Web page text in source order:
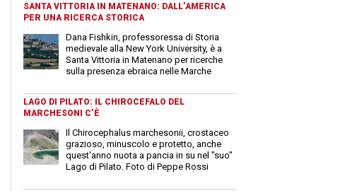
SANTA VITTORIA IN MATENANO: DALL’AMERICA
PER UNA RICERCA STORICA
Dana Fishkin, professoressa di Storia
medievale alla New York University, è a
Santa Vittoria in Matenano per ricerche
sulla presenza ebraica nelle Marche
LAGO DI PILATO: IL CHIROCEFALO DEL
MARCHESONI C’È
Il Chirocephalus marchesonii, crostaceo
grazioso, minuscolo e protetto, anche
quest'anno nuota a pancia in su nel "suo"
Lago di Pilato. Foto di Peppe Rossi